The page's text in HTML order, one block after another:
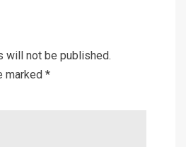
will not be published.
marked *